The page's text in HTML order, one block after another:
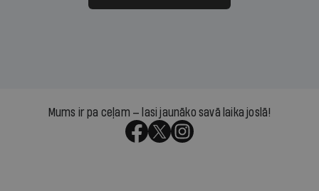
Mums ir pa ceļam — lasi jaunāko savā laika joslā!